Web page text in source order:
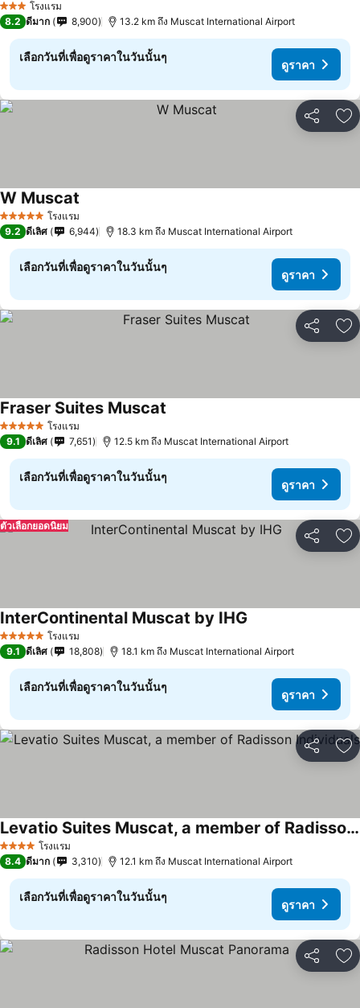
3 ดาว โรงแรม
8.2 ดีมาก 8,900 13.2 km ถึง Muscat International Airport
เลือกวันที่เพื่อดูราคาในวันนั้นๆ
ดูราคา
แชร์ เ
5 ดาว โรงแรม
W Muscat
9.2 ดีเลิศ 6,944 18.3 km ถึง Muscat International Airport
เลือกวันที่เพื่อดูราคาในวันนั้นๆ
ดูราคา
แชร์ เ
5 ดาว โรงแรม
Fraser Suites Muscat
9.1 ดีเลิศ 7,651 12.5 km ถึง Muscat International Airport
เลือกวันที่เพื่อดูราคาในวันนั้นๆ
ดูราคา
แชร์ เ
ตัวเลือกยอดนิยม
5 ดาว โรงแรม
InterContinental Muscat by IHG
9.1 ดีเลิศ 18,808 18.1 km ถึง Muscat International Airport
เลือกวันที่เพื่อดูราคาในวันนั้นๆ
ดูราคา
แชร์ เ
4 ดาว โรงแรม
Levatio Suites Muscat, a member of Radisson Individuals
8.4 ดีมาก 3,310 12.1 km ถึง Muscat International Airport
เลือกวันที่เพื่อดูราคาในวันนั้นๆ
ดูราคา
แชร์ เ